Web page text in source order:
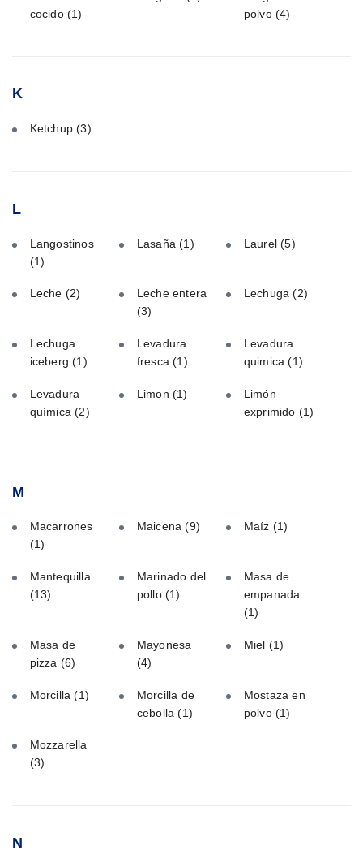
cocido (1)
polvo(4)
K
Ketchup(3)
L
Langostinos
(1)
Lasaña(1) Laurel(5)
Leche (2)
Leche entera
(3)
Lechuga(2)
Lechuga
iceberg(1)
Levadura
fresca(1)
Levadura
quimica(1)
Levadura
química(2)
Limon (1)
Limón
exprimido (1)
M
Macarrones
(1)
Maicena(9) Maíz (1)
Mantequilla
(13)
Marinado del
pollo (1)
Masa de
empanada
(1)
Masa de
pizza (6)
Mayonesa
(4)
Miel (1)
Morcilla(1)
Morcilla de
cebolla(1)
Mostaza en
polvo(1)
Mozzarella
(3)
N